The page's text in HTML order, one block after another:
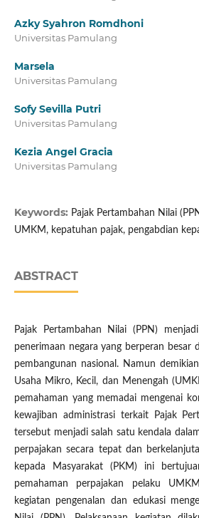
Azky Syahron Romdhoni
Universitas Pamulang
Marsela
Universitas Pamulang
Sofy Sevilla Putri
Universitas Pamulang
Kezia Angel Gracia
Universitas Pamulang
Keywords: Pajak Pertambahan Nilai
UMKM, kepatuhan pajak, pengabdian
ABSTRACT
Pajak Pertambahan Nilai (PPN)
penerimaan negara yang berperan besar
pembangunan nasional. Namun
Usaha Mikro, Kecil, dan Menengah
pemahaman yang memadai mengenai
kewajiban administrasi terkait Pajak
tersebut menjadi salah satu kendala
perpajakan secara tepat dan
kepada Masyarakat (PKM) ini
pemahaman perpajakan pelaku
kegiatan pengenalan dan edukasi